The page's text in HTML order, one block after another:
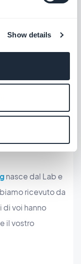
Show details
un elenco di
in corso. C'è una
Fate clic
quante
e desiderano
al
nasce dal Lab e
ricevuto da
di voi hanno
il vostro